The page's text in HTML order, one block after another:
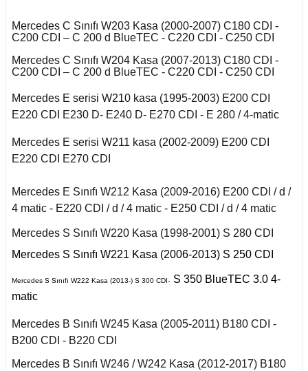
A
B
(1992-1998)
W220 (1998-2005)
S Serisi W222 (2013-
(2004-2017)
(1999-2018)
W906 (2006-2018)
2006-2008
2013-
2015-
Rcz 2010-2015
2020
Mercedes C Sınıfı W203 Kasa (2000-2007) C180 CDI -
C200 CDI – C 200 d BlueTEC - C220 CDI - C250 CDI
Mercedes C Sınıfı W204 Kasa (2007-2013) C180 CDI -
C200 CDI – C 200 d BlueTEC - C220 CDI - C250 CDI
Mercedes E serisi W210 kasa (1995-2003) E200 CDI
E220 CDI E230 D- E240 D- E270 CDI - E 280 / 4-matic
Mercedes E serisi W211 kasa (2002-2009) E200 CDI
E220 CDI E270 CDI
Mercedes E Sınıfı W212 Kasa (2009-2016) E200 CDI / d /
4 matic - E220 CDI / d / 4 matic - E250 CDI / d / 4 matic
Mercedes S Sınıfı W220 Kasa (1998-2001) S 280 CDI
Mercedes S Sınıfı W221 Kasa (2006-2013) S 250 CDI
Mercedes S Sınıfı W222 Kasa (2013-) S 300 CDI- S 350 BlueTEC 3.0 4-
matic
Mercedes B Sınıfı W245 Kasa (2005-2011) B180 CDI -
B200 CDI - B220 CDI
Mercedes B Sınıfı W246 / W242 Kasa (2012-2017) B180